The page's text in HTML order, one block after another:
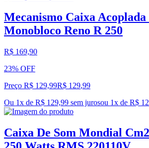
Mecanismo Caixa
Monobloco Reno R 250
R$ 169,90
23% OFF
Preço R$ 129,99R$ 129,99
Ou 1x de R$ 129,99 sem jurosou 1x de R$
Caixa De Som Mondial